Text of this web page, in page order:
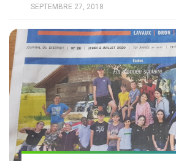
SEPTEMBRE 27, 2018